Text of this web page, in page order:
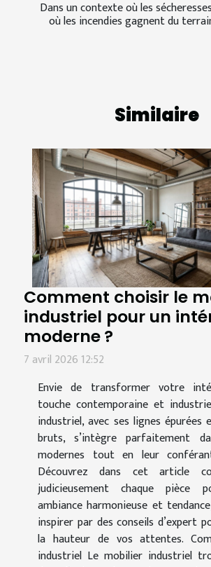
Dans un contexte où les
où les incendies gagnent du
Similaire
Comment choisir le
industriel pour un
moderne ?
7 avril 2026 12:52
Envie de transformer votre
touche contemporaine et
industriel, avec ses lignes
bruts, s’intègre parfaitement
modernes tout en leur
Découvrez dans cet article
judicieusement chaque pièce
ambiance harmonieuse et
inspirer par des conseils d’expert
la hauteur de vos attentes.
industriel Le mobilier industriel